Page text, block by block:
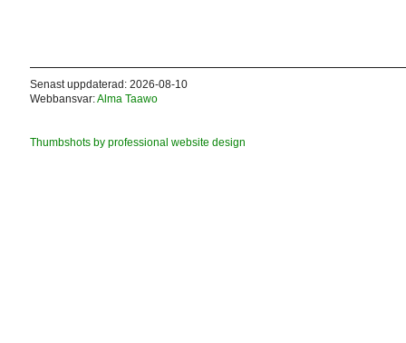
Senast uppdaterad: 2026-08-10
Webbansvar:Alma Taawo
Thumbshots by professional website design